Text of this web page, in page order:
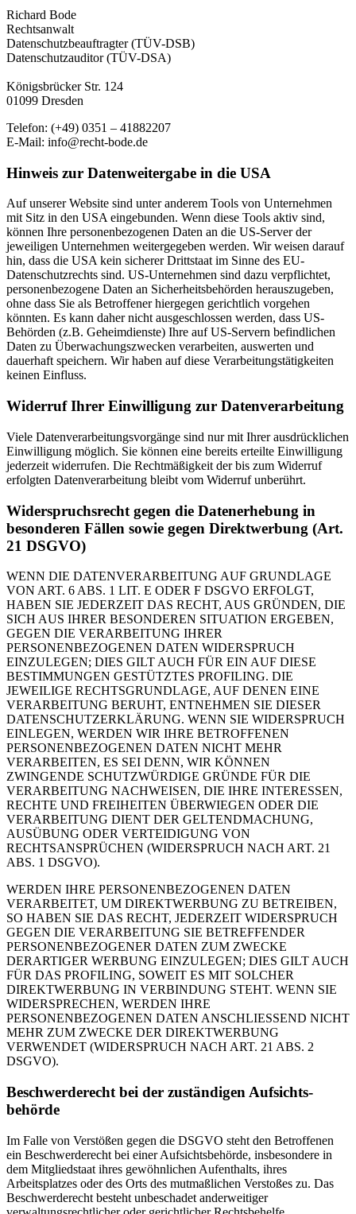
Richard Bode
Rechtsanwalt
Datenschutzbeauftragter (TÜV-DSB)
Datenschutzauditor (TÜV-DSA)
Königsbrücker Str. 124
01099 Dresden
Telefon: (+49) 0351 – 41882207
E-Mail: info@recht-bode.de
Hinweis zur Datenweitergabe in die USA
Auf unserer Website sind unter anderem Tools von Unternehmen
mit Sitz in den USA eingebunden. Wenn diese Tools aktiv sind,
können Ihre personenbezogenen Daten an die US-Server der
jeweiligen Unternehmen weitergegeben werden. Wir weisen darauf
hin, dass die USA kein sicherer Drittstaat im Sinne des EU-
Datenschutzrechts sind. US-Unternehmen sind dazu verpflichtet,
personenbezogene Daten an Sicherheitsbehörden herauszugeben,
ohne dass Sie als Betroffener hiergegen gerichtlich vorgehen
könnten. Es kann daher nicht ausgeschlossen werden, dass US-
Behörden (z.B. Geheimdienste) Ihre auf US-Servern befindlichen
Daten zu Überwachungszwecken verarbeiten, auswerten und
dauerhaft speichern. Wir haben auf diese Verarbeitungstätigkeiten
keinen Einfluss.
Widerruf Ihrer Einwilligung zur Datenverarbeitung
Viele Datenverarbeitungsvorgänge sind nur mit Ihrer ausdrücklichen
Einwilligung möglich. Sie können eine bereits erteilte Einwilligung
jederzeit widerrufen. Die Rechtmäßigkeit der bis zum Widerruf
erfolgten Datenverarbeitung bleibt vom Widerruf unberührt.
Widerspruchsrecht gegen die Datenerhebung in
besonderen Fällen sowie gegen Direktwerbung (Art.
21 DSGVO)
WENN DIE DATENVERARBEITUNG AUF GRUNDLAGE
VON ART. 6 ABS. 1 LIT. E ODER F DSGVO ERFOLGT,
HABEN SIE JEDERZEIT DAS RECHT, AUS GRÜNDEN, DIE
SICH AUS IHRER BESONDEREN SITUATION ERGEBEN,
GEGEN DIE VERARBEITUNG IHRER
PERSONENBEZOGENEN DATEN WIDERSPRUCH
EINZULEGEN; DIES GILT AUCH FÜR EIN AUF DIESE
BESTIMMUNGEN GESTÜTZTES PROFILING. DIE
JEWEILIGE RECHTSGRUNDLAGE, AUF DENEN EINE
VERARBEITUNG BERUHT, ENTNEHMEN SIE DIESER
DATENSCHUTZERKLÄRUNG. WENN SIE WIDERSPRUCH
EINLEGEN, WERDEN WIR IHRE BETROFFENEN
PERSONENBEZOGENEN DATEN NICHT MEHR
VERARBEITEN, ES SEI DENN, WIR KÖNNEN
ZWINGENDE SCHUTZWÜRDIGE GRÜNDE FÜR DIE
VERARBEITUNG NACHWEISEN, DIE IHRE INTERESSEN,
RECHTE UND FREIHEITEN ÜBERWIEGEN ODER DIE
VERARBEITUNG DIENT DER GELTENDMACHUNG,
AUSÜBUNG ODER VERTEIDIGUNG VON
RECHTSANSPRÜCHEN (WIDERSPRUCH NACH ART. 21
ABS. 1 DSGVO).
WERDEN IHRE PERSONENBEZOGENEN DATEN
VERARBEITET, UM DIREKTWERBUNG ZU BETREIBEN,
SO HABEN SIE DAS RECHT, JEDERZEIT WIDERSPRUCH
GEGEN DIE VERARBEITUNG SIE BETREFFENDER
PERSONENBEZOGENER DATEN ZUM ZWECKE
DERARTIGER WERBUNG EINZULEGEN; DIES GILT AUCH
FÜR DAS PROFILING, SOWEIT ES MIT SOLCHER
DIREKTWERBUNG IN VERBINDUNG STEHT. WENN SIE
WIDERSPRECHEN, WERDEN IHRE
PERSONENBEZOGENEN DATEN ANSCHLIESSEND NICHT
MEHR ZUM ZWECKE DER DIREKTWERBUNG
VERWENDET (WIDERSPRUCH NACH ART. 21 ABS. 2
DSGVO).
Beschwerde­recht bei der zuständigen Aufsichts­
behörde
Im Falle von Verstößen gegen die DSGVO steht den Betroffenen
ein Beschwerderecht bei einer Aufsichtsbehörde, insbesondere in
dem Mitgliedstaat ihres gewöhnlichen Aufenthalts, ihres
Arbeitsplatzes oder des Orts des mutmaßlichen Verstoßes zu. Das
Beschwerderecht besteht unbeschadet anderweitiger